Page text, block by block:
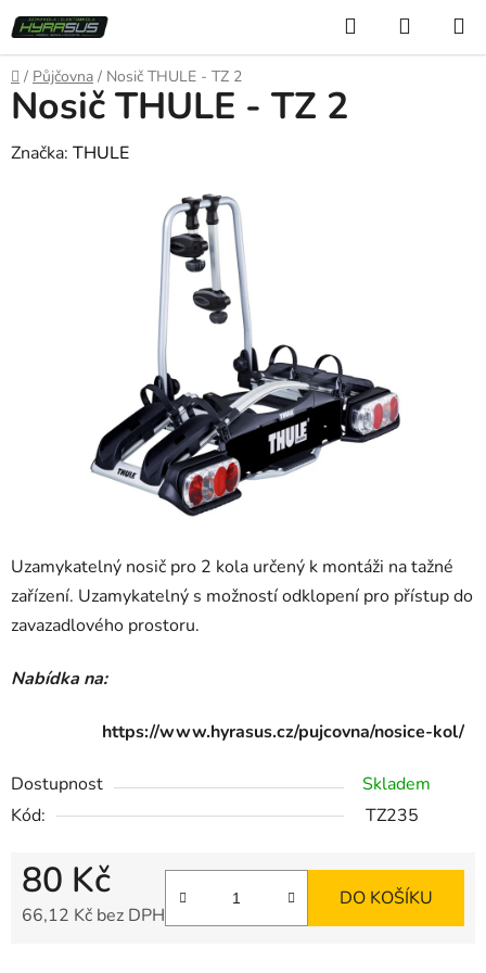
Přejít
na
obsah
Hledat
KOŠÍK
Domů
/ Půjčovna / Nosič THULE - TZ 2
Uzamykatelný nosič pro 2 kola určený k montáži na tažné
zařízení. Uzamykatelný s možností odklopení pro přístup do
zavazadlového prostoru.
Nabídka na:
https://www.hyrasus.cz/pujcovna/nosice-kol/
Dostupnost
Skladem
Kód:
TZ235
80 Kč
66,12 Kč bez DPH
DO KOŠÍKU
Nosič THULE - TZ 2
Značka: THULE